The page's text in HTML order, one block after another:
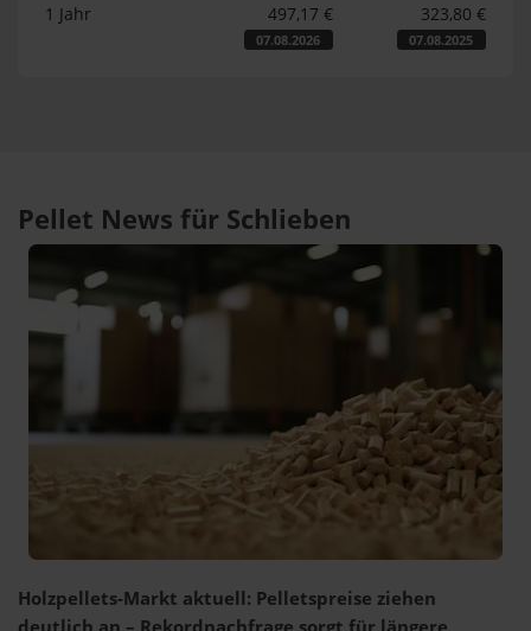
1 Jahr 497,17 €
07.08.2026
323,80 €
07.08.2025
Pellet News für Schlieben
Holzpellets-Markt aktuell: Pelletspreise ziehen